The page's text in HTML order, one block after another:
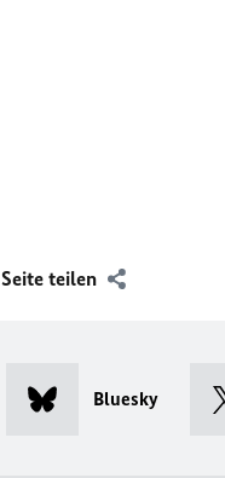
Seite teilen
Bluesky